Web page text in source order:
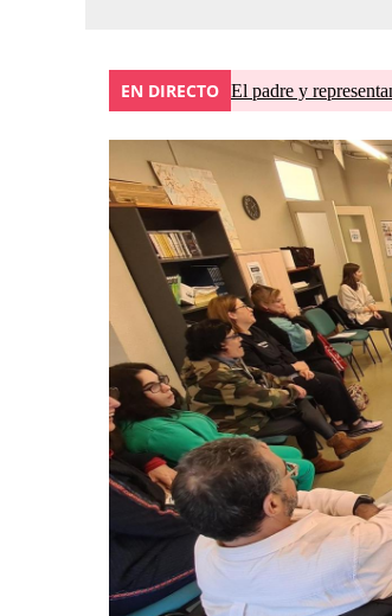
EN DIRECTO El padre y